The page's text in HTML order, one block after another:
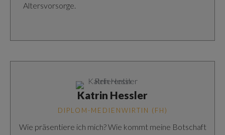
Altersvorsorge.
Katrin Hessler
DIPLOM-MEDIENWIRTIN (FH)
Wie präsentiere ich mich? Wie kommt meine Botschaft